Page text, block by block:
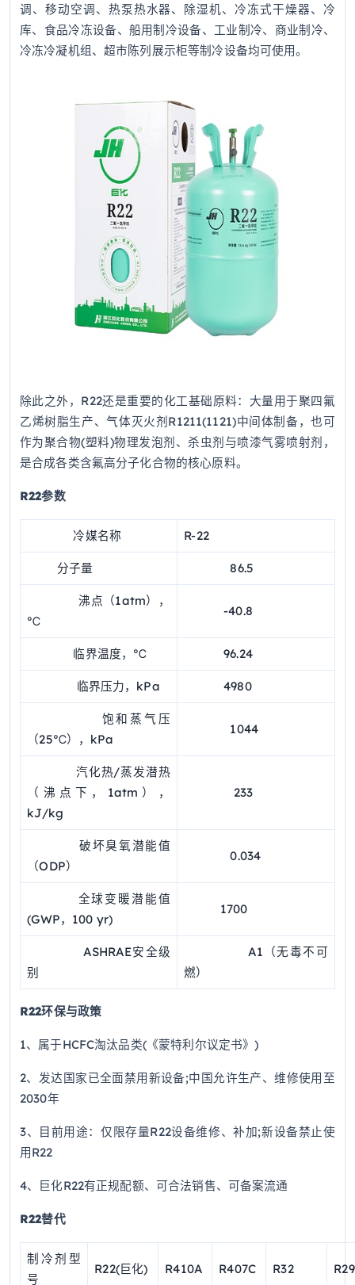
调、移动空调、热泵热水器、除湿机、冷冻式干燥器、冷
库、食品冷冻设备、船用制冷设备、工业制冷、商业制冷、
冷冻冷凝机组、超市陈列展示柜等制冷设备均可使用。
除此之外，R22还是重要的化工基础原料：大量用于聚四氟
乙烯树脂生产、气体灭火剂R1211(1121)中间体制备，也可
作为聚合物(塑料)物理发泡剂、杀虫剂与喷漆气雾喷射剂，
是合成各类含氟高分子化合物的核心原料。
R22参数
冷媒名称 R-22
分子量 86.5
沸点（1atm），
℃
-40.8
临界温度，℃ 96.24
临界压力，kPa 4980
饱和蒸气压
（25℃），kPa
1044
汽化热/蒸发潜热
（沸点下，1atm），
kJ/kg
233
破坏臭氧潜能值
（ODP）
0.034
全球变暖潜能值
(GWP，100 yr)
1700
ASHRAE安全级
别
A1（无毒不可
燃）
R22环保与政策
1、属于HCFC淘汰品类(《蒙特利尔议定书》)
2、发达国家已全面禁用新设备;中国允许生产、维修使用至
2030年
3、目前用途：仅限存量R22设备维修、补加;新设备禁止使
用R22
4、巨化R22有正规配额、可合法销售、可备案流通
R22替代
制冷剂型
号
R22(巨化) R410A R407C R32